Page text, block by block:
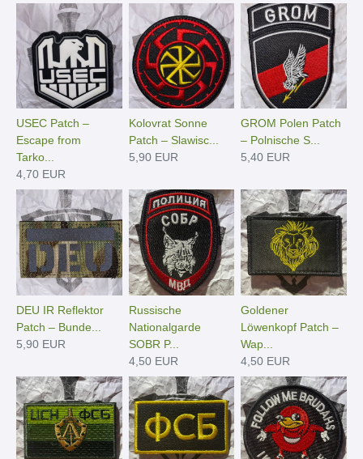
USEC Patch –
Escape from
Tarko...
4,70 EUR
Kolovrat Sonne
Patch – Slawisc...
5,90 EUR
GROM Polen Patch
– Polnische S...
5,40 EUR
DEU IR Reflektor
Patch – Bunde...
5,90 EUR
Russische
Nationalgarde
SOBR P...
4,50 EUR
Goldener
Löwenkopf Patch –
Wap...
4,50 EUR